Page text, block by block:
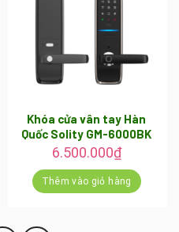
Khóa cửa vân tay Hàn
Quốc Solity GM-6000BK
6.500.000₫
Thêm vào giỏ hàng